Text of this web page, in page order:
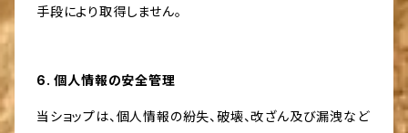
手段により取得しません。
6. 個人情報の安全管理
当ショップは、個人情報の紛失、破壊、改ざん及び漏洩など